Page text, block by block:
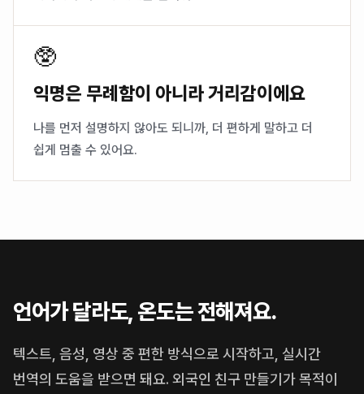
🥸
익명은 무례함이 아니라 거리감이에요
나를 먼저 설명하지 않아도 되니까, 더 편하게 말하고 더
쉽게 멈출 수 있어요.
언어가 달라도, 온도는 전해져요.
텍스트, 음성, 영상 중 편한 방식으로 시작하고, 실시간
번역의 도움을 받으면 돼요. 외국인 친구 만들기가 목적이